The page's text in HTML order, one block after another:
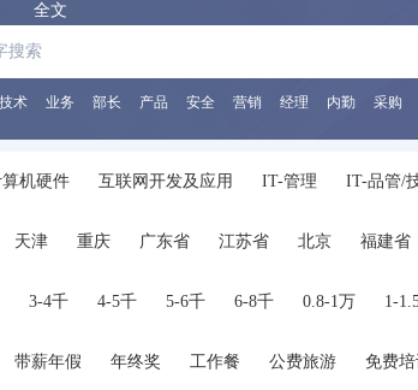
全文
技术 业务 部长 产品 安全 营销 经理 内勤 采购
机硬件 互联网开发及应用 IT-管理 IT-品管/
贸易 物流/仓储 生物/制药/医疗器械 化工
房地产 物业管理 人力资源 高级管理 行政/
天津 重庆 广东省 江苏省 北京 福建省
3-4千 4-5千 5-6千 6-8千 0.8-1万 1-
带薪年假 年终奖 工作餐 公费旅游 免费培